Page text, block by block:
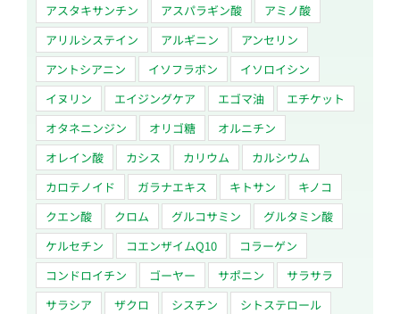
アスタキサンチン
アスパラギン酸
アミノ酸
アリルシステイン
アルギニン
アンセリン
アントシアニン
イソフラボン
イソロイシン
イヌリン
エイジングケア エゴマ油
エチケット
オタネニンジン
オリゴ糖
オルニチン
オレイン酸
カシス カリウム
カルシウム
カロテノイド
ガラナエキス キトサン
キノコ
クエン酸
クロム グルコサミン
グルタミン酸
ケルセチン
コエンザイムQ10
コラーゲン
コンドロイチン
ゴーヤー サポニン
サラサラ
サラシア
ザクロ シスチン
シトステロール